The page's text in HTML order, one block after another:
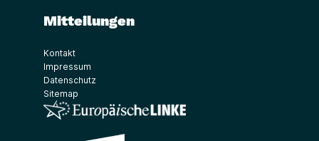
Mitteilungen
Kontakt
Impressum
Datenschutz
Sitemap
(Link öffnet ein neues Fenster)